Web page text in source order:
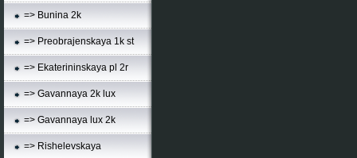
=> Bunina 2k
=> Preobrajenskaya 1k st
=> Ekaterininskaya pl 2r
=> Gavannaya 2k lux
=> Gavannaya lux 2k
=> Rishelevskaya